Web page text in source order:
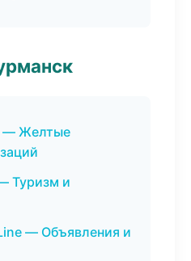
— Желтые
Туризм и
— Объявления и